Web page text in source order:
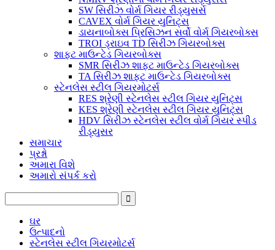
SW સિરીઝ વોર્મ ગિયર રીડ્યુસર્સ
CAVEX વોર્મ ગિયર યુનિટ્સ
ડાયનાબોક્સ પ્રિસિઝન સર્વો વોર્મ ગિયરબોક્સ
TROI ડ્રાઇવ TD સિરીઝ ગિયરબોક્સ
શાફ્ટ માઉન્ટેડ ગિયરબોક્સ
SMR સિરીઝ શાફ્ટ માઉન્ટેડ ગિયરબોક્સ
TA સિરીઝ શાફ્ટ માઉન્ટેડ ગિયરબોક્સ
સ્ટેનલેસ સ્ટીલ ગિયરમોટર્સ
RES શ્રેણી સ્ટેનલેસ સ્ટીલ ગિયર યુનિટ્સ
KES શ્રેણી સ્ટેનલેસ સ્ટીલ ગિયર યુનિટ્સ
HDV સિરીઝ સ્ટેનલેસ સ્ટીલ વોર્મ ગિયર સ્પીડ
રીડ્યુસર
સમાચાર
પ્રશ્નો
અમારા વિશે
અમારો સંપર્ક કરો
ઘર
ઉત્પાદનો
સ્ટેનલેસ સ્ટીલ ગિયરમોટર્સ